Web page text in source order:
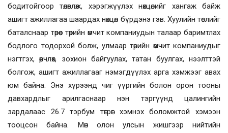
бодитойгоор төлөвлөж, хэрэгжүүлэх нөхцөлийг хангаж байж
ашигт ажиллагаа шаардах нөхцөл бүрдэнэ гэв. Хуулийн төслийг
баталснаар төрөөс төрийн өмчит компаниудын талаар баримтлах
бодлого тодорхой болж, улмаар төрийн өмчит компаниудыг
нэгтгэх, өөрчлөх, зохион байгуулах, татан буулгах, нээлттэй
болгож, ашигт ажиллагааг нэмэгдүүлэх арга хэмжээг авах
юм байна. Энэ хүрээнд чиг үүргийн болон орон тооны
давхардлыг арилгаснаар нэн тэргүүнд цалингийн
зардалаас 26.7 тэрбум төгрөг хэмнэх боломжтой хэмээн
тооцсон байна. Мөн олон улсын жишгээр нийтийн